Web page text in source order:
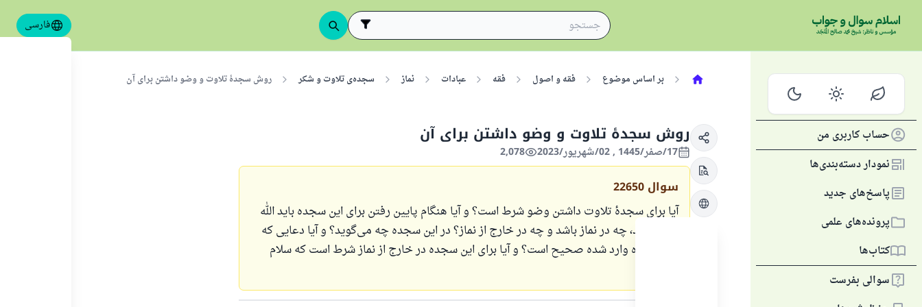
فارسی
حساب کاربری من
نمودار دسته‌بندی‌ها
پاسخ‌های جدید
پرونده‌های علمی
کتاب‌ها
سوالی بفرست
بر اساس موضوع فقه و اصول فقه عبادات نماز سجده‌ی تلاوت و شکر روش سجدهٔ تلاوت و وضو داشتن برای آن
روش سجدهٔ تلاوت و وضو داشتن برای آن
17/صفر/1445 , 02/شهریور/2023 2,078
سوال 22650
آیا برای سجدهٔ تلاوت داشتن وضو شرط است؟ و آیا هنگام پایین رفتن برای این سجده باید الله
اکبر بگوید، چه در نماز باشد و چه در خارج از نماز؟ در این سجده چه می‌گوید؟ و آیا دعایی که
در این باره وارد شده صحیح است؟ و آیا برای این سجده در خارج از نماز شرط است که سلام